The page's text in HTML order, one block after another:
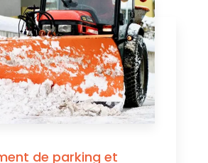
de parking et